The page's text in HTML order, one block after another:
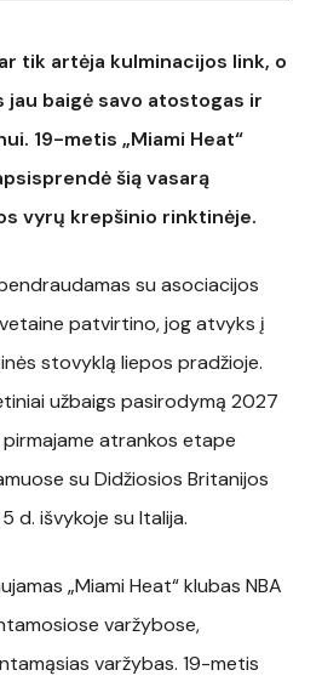
tik artėja kulminacijos link, o
jau baigė savo atostogas ir
19-metis „Miami Heat“
šią vasarą
vyrų krepšinio rinktinėje.
su asociacijos
patvirtino, jog atvyks į
stovyklą liepos pradžioje.
užbaigs pasirodymą 2027
atrankos etape
su Didžiosios Britanijos
d. išvykoje su Italija.
„Miami Heat“ klubas NBA
varžybose,
varžybas. 19-metis